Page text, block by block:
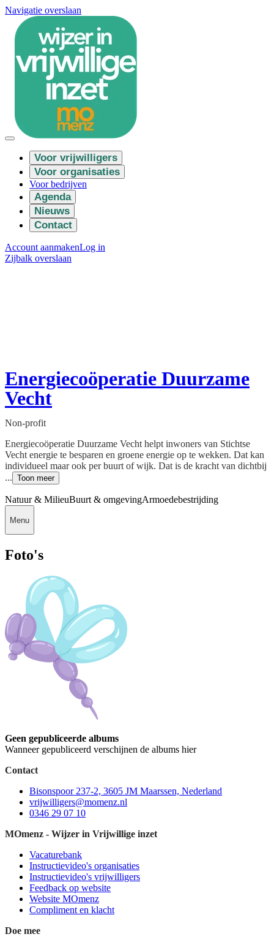
Navigatie overslaan
Voor vrijwilligers
Voor organisaties
Voor bedrijven
Agenda
Nieuws
Contact
Account aanmakenLog in
Zijbalk overslaan
Energiecoöperatie Duurzame
Vecht
Non-profit
Energiecoöperatie Duurzame Vecht helpt inwoners van Stichtse
Vecht energie te besparen en groene energie op te wekken. Dat kan
individueel maar ook per buurt of wijk. Dat is de kracht van dichtbij
... Toon meer
Natuur & MilieuBuurt & omgevingArmoedebestrijding
Menu
Foto's
Geen gepubliceerde albums
Wanneer gepubliceerd verschijnen de albums hier
Contact
Bisonspoor 237-2, 3605 JM Maarssen, Nederland
vrijwilligers@momenz.nl
0346 29 07 10
MOmenz - Wijzer in Vrijwillige inzet
Vacaturebank
Instructievideo's organisaties
Instructievideo's vrijwilligers
Feedback op website
Website MOmenz
Compliment en klacht
Doe mee